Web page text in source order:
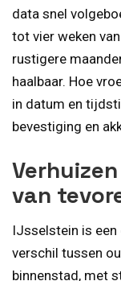
data snel
tot vier weken
rustigere
haalbaar. Hoe
in datum en
bevestiging en
van
IJsselstein is
verschil tussen
binnenstad, met